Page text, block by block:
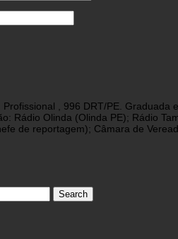
, 996 DRT/PE.
Rádio Olinda (Olinda PE); Rádio
de reportagem); Câmara de